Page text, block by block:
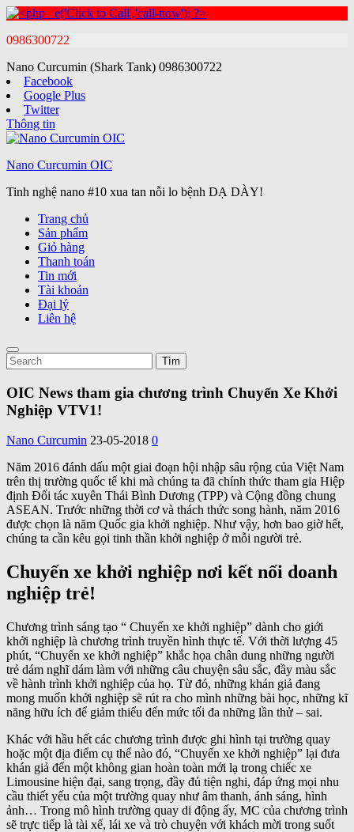
0986300722
Nano Curcumin (Shark Tank) 0986300722
Facebook
Google Plus
Twitter
Thông tin
Nano Curcumin OIC
Tinh nghệ nano #10 xua tan nỗi lo bệnh DẠ DÀY!
Trang chủ
Sản phẩm
Giỏ hàng
Thanh toán
Tin mới
Tài khoản
Đại lý
Liên hệ
OIC News tham gia chương trình Chuyến Xe Khởi
Nghiệp VTV1!
Nano Curcumin 23-05-2018 0
Năm 2016 đánh dấu một giai đoạn hội nhập sâu rộng của Việt Nam
trên thị trường quốc tế khi mà chúng ta đã chính thức tham gia Hiệp
định Đối tác xuyên Thái Bình Dương (TPP) và Cộng đồng chung
ASEAN. Trước những thời cơ và thách thức song hành, năm 2016
được chọn là năm Quốc gia khởi nghiệp. Như vậy, hơn bao giờ hết,
chúng ta cần kêu gọi tinh thần khởi nghiệp ở mỗi người trẻ.
Chuyến xe khởi nghiệp nơi kết nối doanh
nghiệp trẻ!
Chương trình sáng tạo “ Chuyến xe khởi nghiệp” dành cho giới
khởi nghiệp là chương trình truyền hình thực tế. Với thời lượng 45
phút, “Chuyến xe khởi nghiệp” khắc họa chân dung những người
trẻ dám nghĩ dám làm với những câu chuyện sâu sắc, đầy màu sắc
về hành trình khởi nghiệp của họ. Từ đó, những khán giả đang
mong muốn khởi nghiệp sẽ rút ra cho mình những bài học, những kĩ
năng hữu ích để giảm thiểu đến mức tối đa những lần thử – sai.
Khác với hầu hết các chương trình được ghi hình tại trường quay
hoặc một địa điểm cụ thể nào đó, “Chuyến xe khởi nghiệp” lại đưa
khán giả đến một không gian hoàn toàn mới lạ trong chiếc xe
Limousine hiện đại, sang trọng, đầy đủ tiện nghi, đáp ứng mọi nhu
cầu thiết yếu của một trường quay như âm thanh, ánh sáng, hình
ảnh… Trong mô hình trường quay di động ấy, MC của chương trình
sẽ trực tiếp là tài xế, lái xe và trò chuyện với khách mời trong suốt